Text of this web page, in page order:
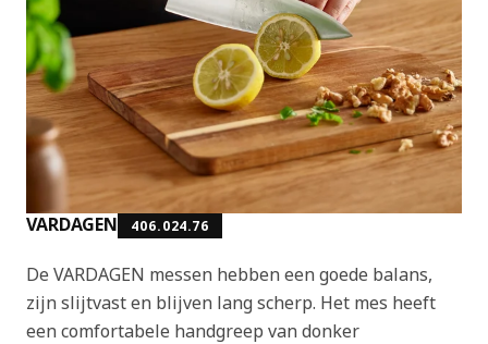
VARDAGEN 406.024.76
De VARDAGEN messen hebben een goede balans,
zijn slijtvast en blijven lang scherp. Het mes heeft
een comfortabele handgreep van donker